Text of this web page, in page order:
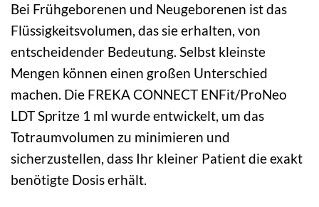
Bei Frühgeborenen und Neugeborenen ist das
Flüssigkeitsvolumen, das sie erhalten, von
entscheidender Bedeutung. Selbst kleinste
Mengen können einen großen Unterschied
machen. Die FREKA CONNECT ENFit/ProNeo
LDT Spritze 1 ml wurde entwickelt, um das
Totraumvolumen zu minimieren und
sicherzustellen, dass Ihr kleiner Patient die exakt
benötigte Dosis erhält.